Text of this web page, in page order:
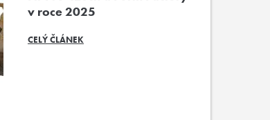
v roce 2025
CELÝ ČLÁNEK